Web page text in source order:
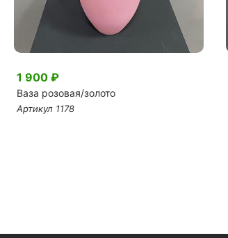
1 900 ₽
Ваза розовая/золото
Артикул 1178